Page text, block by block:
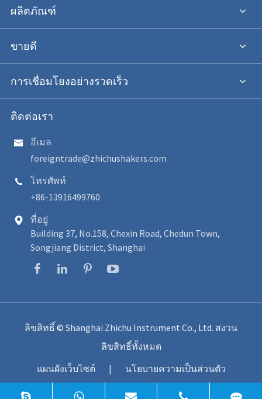
ผลิตภัณฑ์
ขายดี
การเชื่อมโยงอย่างรวดเร็ว
ติดต่อเรา

อีเมล
foreigntrade@zhichushakers.com

โทรศัพท์
+86-13916499760

ที่อยู่
Building 37, No.158, Chexin Road, Chedun Town,
Songjiang District, Shanghai
ลิขสิทธิ์ © Shanghai Zhichu Instrument Co., Ltd. สงวน
ลิขสิทธิ์ทั้งหมด
แผนผังเว็บไซต์
| นโยบายความเป็นส่วนตัว